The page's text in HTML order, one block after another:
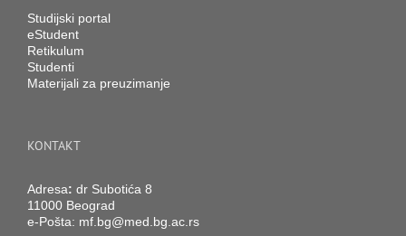
Studijski portal
eStudent
Retikulum
Studenti
Materijali za preuzimanje
KONTAKT
Adresa: dr Subotića 8
11000 Beograd
e-Pošta: mf.bg@med.bg.ac.rs